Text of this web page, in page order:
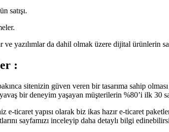
satışı.
yazılımlar da dahil olmak üzere dijital ürünlerin
:
sitenizin güven veren bir tasarıma sahip
yavaş bir deneyim yaşayan müşterilerin %80’i ilk
ticaret yapısı olarak biz ikas hazır e-ticaret
sayfamızı inceleyip daha detaylı bilgi